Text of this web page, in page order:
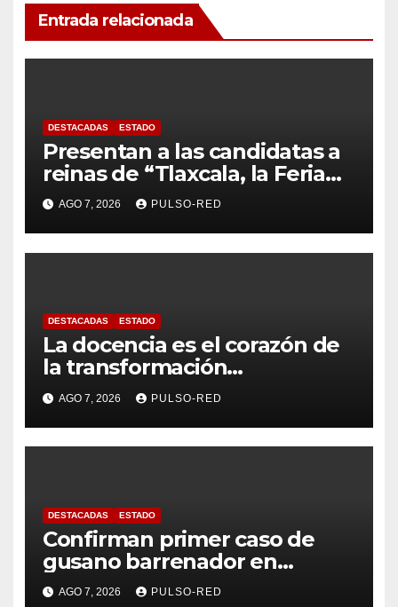
Entrada relacionada
DESTACADAS ESTADO
Presentan a las candidatas a
reinas de “Tlaxcala, la Feria
de Ferias 2026: La Flor
Tlaxcalteca”
AGO 7, 2026 PULSO-RED
DESTACADAS ESTADO
La docencia es el corazón de
la transformación
universitaria: Rector de la
UATx
AGO 7, 2026 PULSO-RED
DESTACADAS ESTADO
Confirman primer caso de
gusano barrenador en
humano en Tlaxcala
AGO 7, 2026 PULSO-RED